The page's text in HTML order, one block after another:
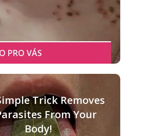
Trick Removes
From Your
Body!